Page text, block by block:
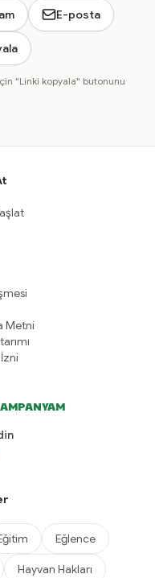
E-posta
"Linki kopyala" butonunu
Metni
Eğlence
Hayvan Hakları